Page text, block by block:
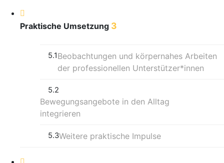
Praktische Umsetzung 3
5.1Beobachtungen und körpernahes Arbeiten
der professionellen Unterstützer*innen
5.2
Bewegungsangebote in den Alltag
integrieren
5.3Weitere praktische Impulse